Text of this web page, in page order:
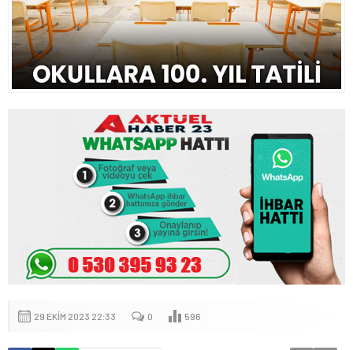
29 EKIM 2023 22:33 0 596